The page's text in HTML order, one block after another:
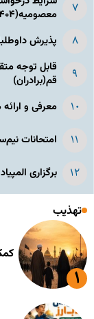
معصومیه(۱۴۰۴)
پذیرش داوطلبان
قابل توجه
قم(برادران)
معرفی و
امتحانات نیم‌سال
برگزاری
تهذیب